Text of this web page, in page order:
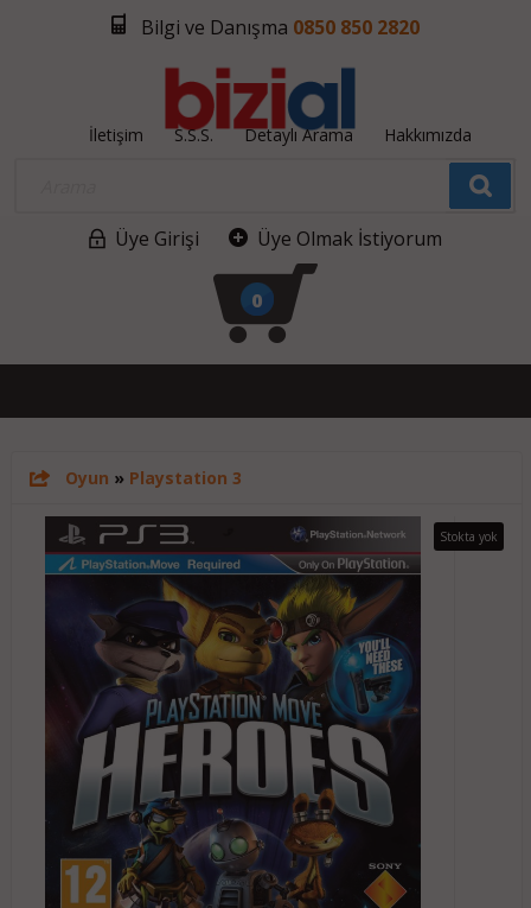
Bilgi ve Danışma 0850 850 2820
İletişim S.S.S. Detaylı Arama Hakkımızda
Üye Girişi Üye Olmak İstiyorum
0
Oyun » Playstation 3
Stokta yok